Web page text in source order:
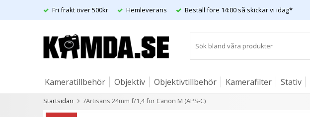
Fri frakt över 500kr Hemleverans Beställ före 14:00 så skickar vi idag*
Kameratillbehör Objektiv Objektivtillbehör Kamerafilter Stativ
Artiklar
Startsidan 7Artisans 24mm f/1,4 för Canon M (APS-C)